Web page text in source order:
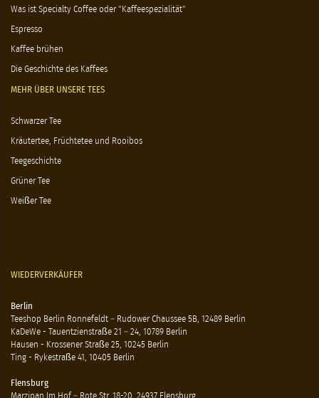
Was ist Specialty Coffee oder "Kaffeespezialität"
Espresso
Kaffee brühen
Die Geschichte des Kaffees
MEHR ÜBER UNSERE TEES
Schwarzer Tee
Kräutertee, Früchtetee und Rooibos
Teegeschichte
Grüner Tee
Weißer Tee
WIEDERVERKÄUFER
Berlin
Teeshop Berlin Ronnefeldt – Rudower Chaussee 5B, 12489 Berlin
KaDeWe - Tauentzienstraße 21 – 24, 10789 Berlin
Hausen - Krossener Straße 25, 10245 Berlin
Ting - Rykestraße 41, 10405 Berlin
Flensburg